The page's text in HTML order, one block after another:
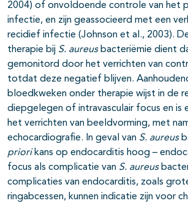
2004) of onvoldoende controle van het
infectie, en zijn geassocieerd met een
recidief infectie (Johnson et al., 2003).
therapie bij S. aureus bacteriëmie dient
gemonitord door het verrichten van
totdat deze negatief blijven.
bloedkweken onder therapie wijst in de
diepgelegen of intravasculair focus en is
het verrichten van beeldvorming, met
echocardiografie. In geval van S. aureus
priori kans op endocarditis hoog –
focus als complicatie van S. aureus
complicaties van endocarditis, zoals
ringabcessen, kunnen indicatie zijn voor